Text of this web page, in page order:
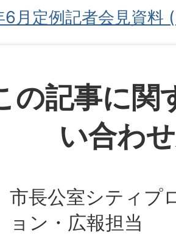
6月定例記者会見資料
の記事に関
い合わ
市長公室シティプ
ョン・広報担当